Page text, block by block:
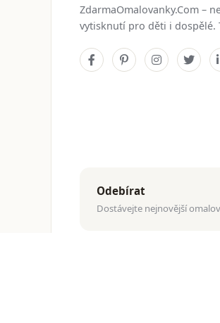
ZdarmaOmalovanky.Com –
vytisknutí pro děti i dospělé.
Odebírat
Dostávejte nejnovější